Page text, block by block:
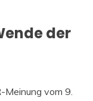
der
Meinung vom 9.